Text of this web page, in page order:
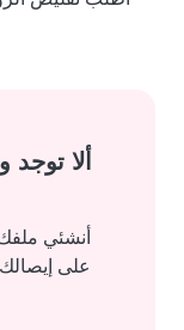
ألا
أنشئي
على